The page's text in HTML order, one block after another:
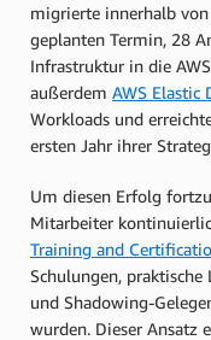
migrierte innerhalb
geplanten Termin, 28
Infrastruktur in die
außerdem AWS Elastic
Workloads und
ersten Jahr ihrer
Um diesen Erfolg
Mitarbeiter
Training and
Schulungen, praktische
und Shadowing-
wurden. Dieser Ansatz